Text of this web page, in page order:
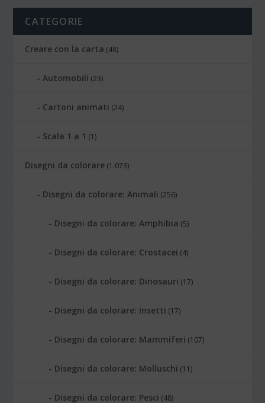
CATEGORIE
Creare con la carta (48)
Automobili (23)
Cartoni animati (24)
Scala 1 a 1 (1)
Disegni da colorare (1.073)
Disegni da colorare: Animali (256)
Disegni da colorare: Amphibia (5)
Disegni da colorare: Crostacei (4)
Disegni da colorare: Dinosauri (17)
Disegni da colorare: Insetti (17)
Disegni da colorare: Mammiferi (107)
Disegni da colorare: Molluschi (11)
Disegni da colorare: Pesci (48)